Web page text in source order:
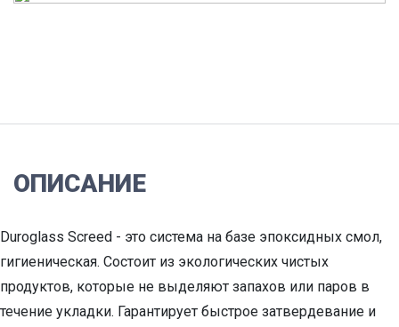
ОПИСАНИЕ
Duroglass Screed - это система на базе эпоксидных смол,
гигиеническая. Состоит из экологических чистых
продуктов, которые не выделяют запахов или паров в
течение укладки. Гарантирует быстрое затвердевание и